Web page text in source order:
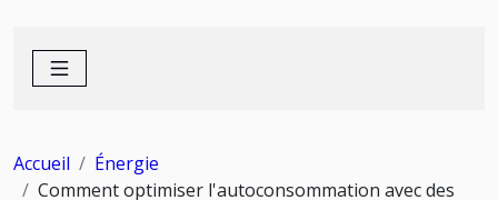
Accueil
Énergie
Comment optimiser l'autoconsommation avec des